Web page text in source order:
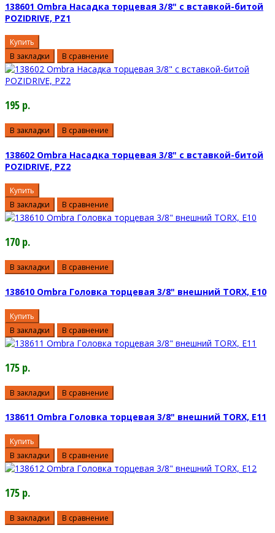
138601 Ombra Насадка торцевая 3/8" с вставкой-битой
POZIDRIVE, PZ1
Купить
В закладки
В сравнение
195 р.
В закладки В сравнение
138602 Ombra Насадка торцевая 3/8" с вставкой-битой
POZIDRIVE, PZ2
Купить
В закладки
В сравнение
170 р.
В закладки В сравнение
138610 Ombra Головка торцевая 3/8" внешний TORX, Е10
Купить
В закладки
В сравнение
175 р.
В закладки В сравнение
138611 Ombra Головка торцевая 3/8" внешний TORX, Е11
Купить
В закладки
В сравнение
175 р.
В закладки В сравнение